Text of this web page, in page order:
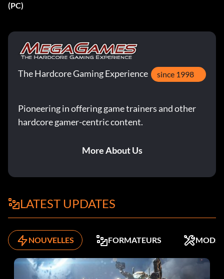
(PC)
The Hardcore Gaming Experience since 1998
Pioneering in offering game trainers and other
hardcore gamer-centric content.
More About Us
LATEST UPDATES
NOUVELLES FORMATEURS MODS